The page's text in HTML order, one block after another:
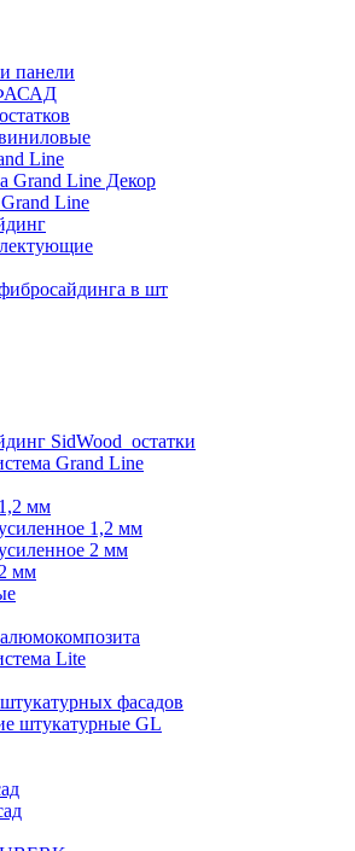
панели
Line
Grand Line Декор
Line
в шт
SidWood_остатки
Grand Line
мм
1,2 мм
2 мм
мм
Lite
фасадов
штукатурные GL